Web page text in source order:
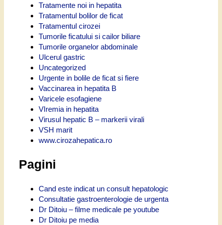
Tratamente noi in hepatita
Tratamentul bolilor de ficat
Tratamentul cirozei
Tumorile ficatului si cailor biliare
Tumorile organelor abdominale
Ulcerul gastric
Uncategorized
Urgente in bolile de ficat si fiere
Vaccinarea in hepatita B
Varicele esofagiene
VIremia in hepatita
Virusul hepatic B – markerii virali
VSH marit
www.cirozahepatica.ro
Pagini
Cand este indicat un consult hepatologic
Consultatie gastroenterologie de urgenta
Dr Ditoiu – filme medicale pe youtube
Dr Ditoiu pe media